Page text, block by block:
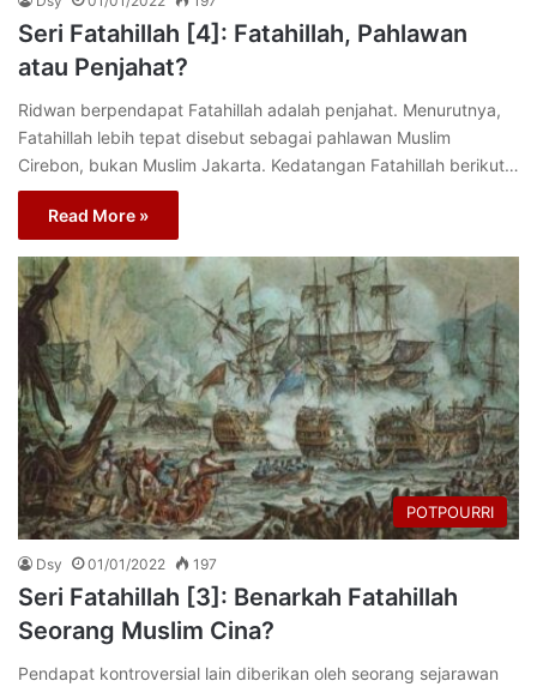
Seri Fatahillah [4]: Fatahillah, Pahlawan
atau Penjahat?
Ridwan berpendapat Fatahillah adalah penjahat. Menurutnya,
Fatahillah lebih tepat disebut sebagai pahlawan Muslim
Cirebon, bukan Muslim Jakarta. Kedatangan Fatahillah berikut…
Read More »
POTPOURRI
Dsy 01/01/2022 197
Seri Fatahillah [3]: Benarkah Fatahillah
Seorang Muslim Cina?
Pendapat kontroversial lain diberikan oleh seorang sejarawan